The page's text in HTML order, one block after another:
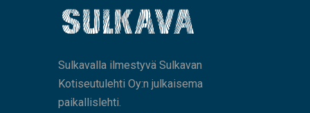
Sulkavalla ilmestyvä Sulkavan
Kotiseutulehti Oy:n julkaisema
paikallislehti.